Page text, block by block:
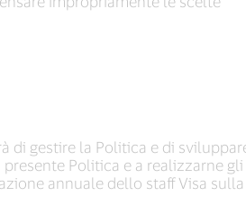
di gestire la Politica e di
Politica e a realizzarne gli
annuale dello staff Visa sulla